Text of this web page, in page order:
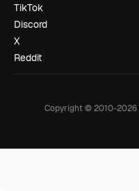
TikTok
Discord
X
Reddit
Copyright © 2010-2026